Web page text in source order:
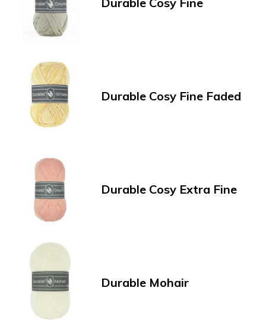
Durable Cosy Fine Faded
Durable Cosy Extra Fine
Durable Mohair